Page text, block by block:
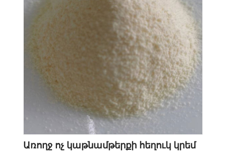
Առողջ ոչ կաթնամթերքի հեղուկ կրեմ